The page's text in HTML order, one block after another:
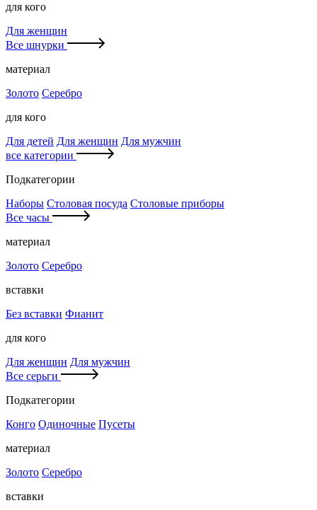
для кого
Для женщин
Все шнурки
материал
Золото Серебро
для кого
Для детей Для женщин Для мужчин
все категории
Подкатегории
Наборы Столовая посуда Столовые приборы
Все часы
материал
Золото Серебро
вставки
Без вставки Фианит
для кого
Для женщин Для мужчин
Все серьги
Подкатегории
Конго Одиночные Пусеты
материал
Золото Серебро
вставки